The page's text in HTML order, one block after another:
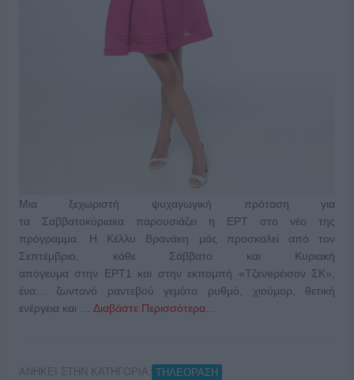
Μια ξεχωριστή ψυχαγωγική πρόταση για
τα Σαββατοκύριακα παρουσιάζει η ΕΡΤ στο νέο της
πρόγραμμα. Η Κέλλυ Βρανάκη μάς προσκαλεί από τον
Σεπτέμβριο, κάθε Σάββατο και Κυριακή
απόγευμα στην ΕΡΤ1 και στην εκπομπή «Τζενeρέισον ΣΚ»,
ένα… ζωντανό ραντεβού γεμάτο ρυθμό, χιούμορ, θετική
ενέργεια και … Διαβάστε Περισσότερα...
ΑΝΗΚΕΙ ΣΤΗΝ ΚΑΤΗΓΟΡΙΑ: ΤΗΛΕΟΡΑΣΗ